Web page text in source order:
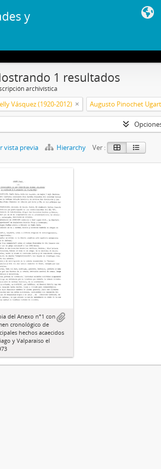
y
1 resultados
archivística
Vásquez (1920-2012) Augusto Pinochet
vista previa Hierarchy Ver :
del Anexo n°1 con
cronológico de
hechos acaecidos
y Valparaíso el